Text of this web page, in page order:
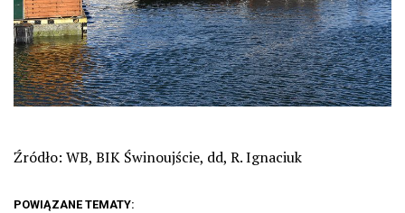
Źródło: WB, BIK Świnoujście, dd, R. Ignaciuk
POWIĄZANE TEMATY: